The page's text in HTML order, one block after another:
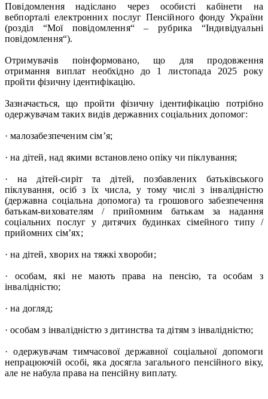
Повідомлення надіслано через особисті кабінети на
вебпорталі електронних послуг Пенсійного фонду України
(розділ “Мої повідомлення“ – рубрика “Індивідуальні
повідомлення“).
Отримувачів поінформовано, що для продовження
отримання виплат необхідно до 1 листопада 2025 року
пройти фізичну ідентифікацію.
Зазначається, що пройти фізичну ідентифікацію потрібно
одержувачам таких видів державних соціальних допомог:
· малозабезпеченим сім’я;
· на дітей, над якими встановлено опіку чи піклування;
· на дітей-сиріт та дітей, позбавлених батьківського
піклування, осіб з їх числа, у тому числі з інвалідністю
(державна соціальна допомога) та грошового забезпечення
батькам-вихователям / прийомним батькам за надання
соціальних послуг у дитячих будинках сімейного типу /
прийомних сім’ях;
· на дітей, хворих на тяжкі хвороби;
· особам, які не мають права на пенсію, та особам з
інвалідністю;
· на догляд;
· особам з інвалідністю з дитинства та дітям з інвалідністю;
· одержувачам тимчасової державної соціальної допомоги
непрацюючій особі, яка досягла загального пенсійного віку,
але не набула права на пенсійну виплату.